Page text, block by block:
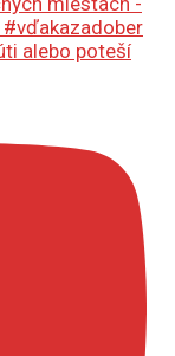
alebo poteší